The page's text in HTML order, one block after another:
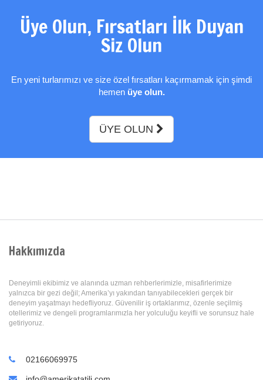
Uçak Ile
Üye Olun, Fırsatları İlk Duyan
Siz Olun
En yeni turlarımızı ve size özel fırsatları kaçırmamak için şimdi
hemen üye olun.
ÜYE OLUN
Hakkımızda
Deneyimli ekibimiz ve alanında uzman rehberlerimizle, misafirlerimize
yalnızca bir gezi değil; Amerika’yı yakından tanıyabilecekleri gerçek bir
deneyim yaşatmayı hedefliyoruz. Güvenilir iş ortaklarımız, özenle seçilmiş
otellerimiz ve dengeli programlarımızla her yolculuğu keyifli ve sorunsuz hale
getiriyoruz.
02166069975